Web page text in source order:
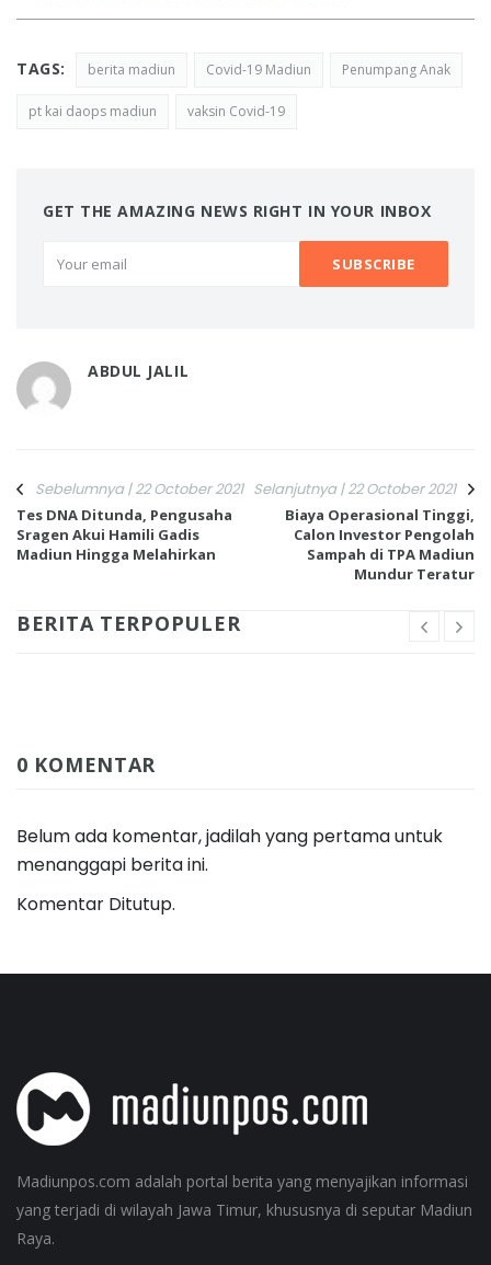
TAGS: berita madiun Covid-19 Madiun Penumpang Anak
pt kai daops madiun vaksin Covid-19
GET THE AMAZING NEWS RIGHT IN YOUR INBOX
ABDUL JALIL
Sebelumnya | 22 October 2021
Tes DNA Ditunda, Pengusaha
Sragen Akui Hamili Gadis
Madiun Hingga Melahirkan
Selanjutnya | 22 October 2021
Biaya Operasional Tinggi,
Calon Investor Pengolah
Sampah di TPA Madiun
Mundur Teratur
BERITA TERPOPULER
0 KOMENTAR
Belum ada komentar, jadilah yang pertama untuk
menanggapi berita ini.
Komentar Ditutup.
Madiunpos.com adalah portal berita yang menyajikan informasi
yang terjadi di wilayah Jawa Timur, khususnya di seputar Madiun
Raya.